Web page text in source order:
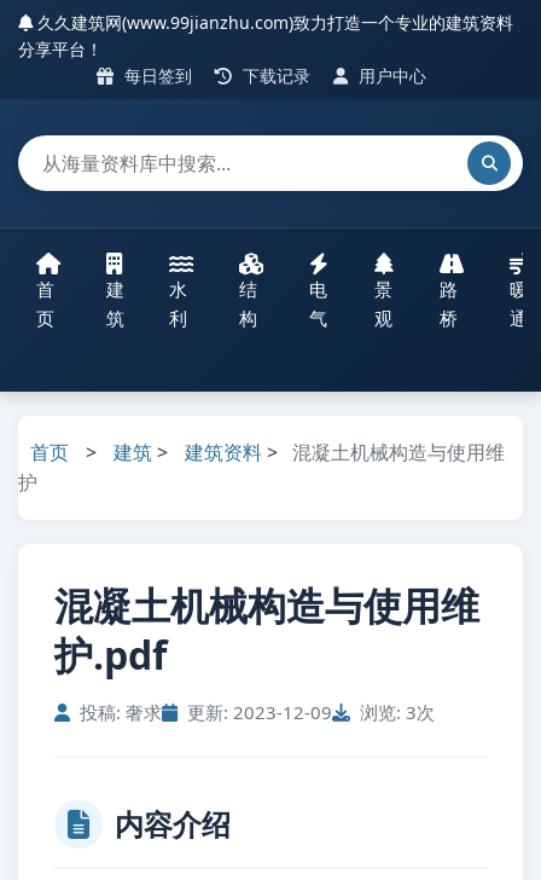
久久建筑网(www.99jianzhu.com)致力打造一个专业的建筑资料
分享平台！
每日签到
下载记录 用户中心
首
页
建
筑
水
利
结
构
电
气
景
观
路
桥
暖
通
首页 > 建筑> 建筑资料> 混凝土机械构造与使用维
护
混凝土机械构造与使用维
护.pdf
投稿: 奢求 更新: 2023-12-09 浏览: 3次
内容介绍